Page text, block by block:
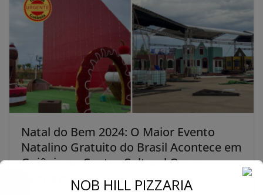
Natal do Bem 2024: O Maior Evento
Natalino Gratuito do Brasil Acontece em
Goiânia no Centro Cultural Oscar
NiemeyerNOB HILL PIZZARIA